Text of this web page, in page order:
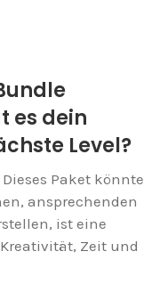
es dein
Level?
Paket könnte
ansprechenden
ist eine
Zeit und